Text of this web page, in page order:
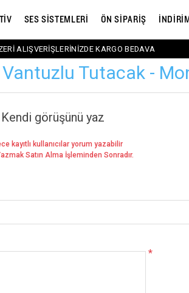
SES SİSTEMLERİ ÖN SİPARİŞ
ALIŞVERİŞLERİNİZDE KARGO BEDAVA
Tutacak -
Kendi görüşünü yaz
kayıtlı kullanıcılar yorum yazabilir
Satın Alma İşleminden Sonradır.
*